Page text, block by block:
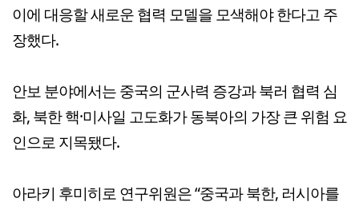
이에 대응할 새로운 협력 모델을 모색해야 한다고 주
장했다.
안보 분야에서는 중국의 군사력 증강과 북러 협력 심
화, 북한 핵·미사일 고도화가 동북아의 가장 큰 위험 요
인으로 지목됐다.
아라키 후미히로 연구위원은 “중국과 북한, 러시아를